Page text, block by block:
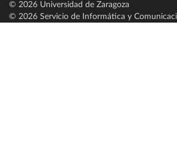
© 2026 Universidad de Zaragoza
© 2026 Servicio de Informática y